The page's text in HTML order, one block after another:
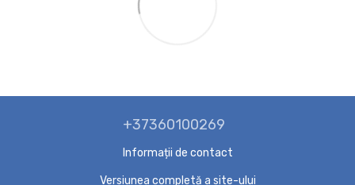
+37360100269
Informații de contact
Versiunea completă a site-ului